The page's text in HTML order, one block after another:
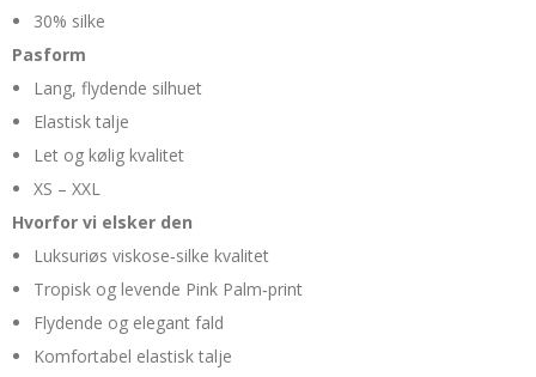
30% silke
Pasform
Lang, flydende silhuet
Elastisk talje
Let og kølig kvalitet
XS – XXL
Hvorfor vi elsker den
Luksuriøs viskose‑silke kvalitet
Tropisk og levende Pink Palm‑print
Flydende og elegant fald
Komfortabel elastisk talje